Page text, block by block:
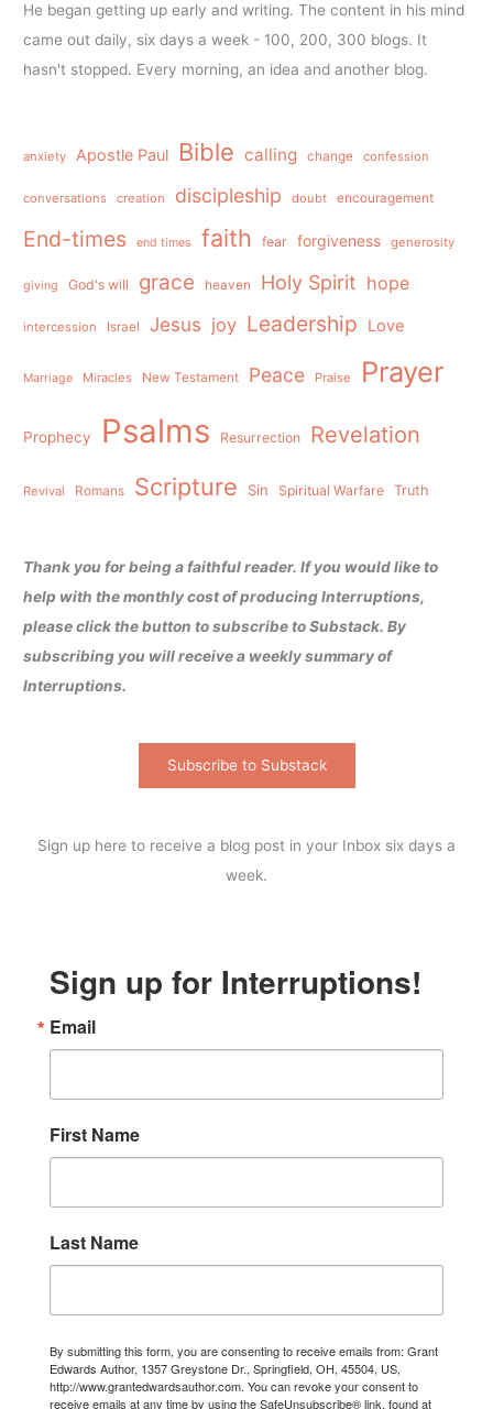
He began getting up early and writing. The content in his mind
came out daily, six days a week - 100, 200, 300 blogs. It
hasn't stopped. Every morning, an idea and another blog.
anxiety Apostle Paul Bible calling change confession
conversations creation discipleship doubt encouragement
End-times end times faith fear forgiveness generosity
giving God's will grace heaven Holy Spirit hope
intercession Israel Jesus joy Leadership Love
Marriage Miracles New Testament Peace Praise Prayer
Prophecy Psalms Resurrection Revelation
Revival Romans Scripture Sin Spiritual Warfare Truth
Thank you for being a faithful reader. If you would like to
help with the monthly cost of producing Interruptions,
please click the button to subscribe to Substack. By
subscribing you will receive a weekly summary of
Interruptions.
Subscribe to Substack
Sign up here to receive a blog post in your Inbox six days a
week.
Sign up for Interruptions!
Email
First Name
Last Name
By submitting this form, you are consenting to receive emails from: Grant
Edwards Author, 1357 Greystone Dr., Springfield, OH, 45504, US,
http://www.grantedwardsauthor.com. You can revoke your consent to
receive emails at any time by using the SafeUnsubscribe® link, found at